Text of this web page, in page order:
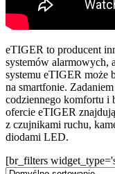
eTIGER to producent
systemów alarmowych,
systemu eTIGER może
na smartfonie.
codziennego komfortu i
ofercie eTIGER
z czujnikami ruchu,
diodami LED.
[br_filters